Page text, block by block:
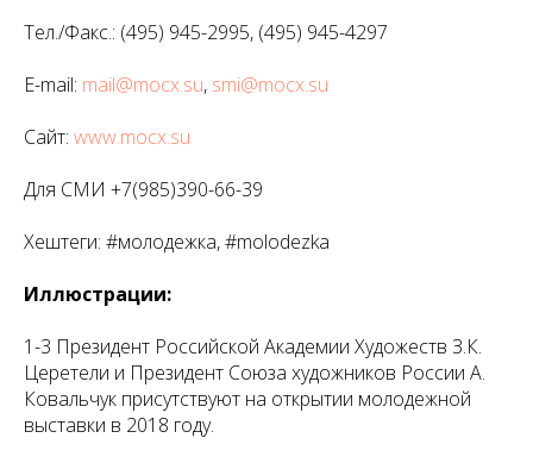
Тел./Факс.: (495) 945-2995, (495) 945-4297
E-mail: mail@mocx.su, smi@mocx.su
Сайт: www.mocx.su
Для СМИ +7(985)390-66-39
Хештеги: #молодежка, #molodezka
Иллюстрации:
1-3 Президент Российской Академии Художеств З.К.
Церетели и Президент Союза художников России А.
Ковальчук присутствуют на открытии молодежной
выставки в 2018 году.